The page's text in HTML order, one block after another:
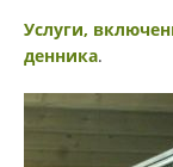
Услуги,
денника.